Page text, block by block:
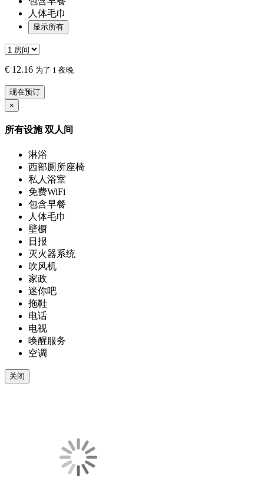
人体毛巾
显示所有
€ 12.16 为了 1 夜晚
现在预订
×
所有设施双人间
淋浴
西部厕所座椅
私人浴室
免费WiFi
包含早餐
人体毛巾
壁橱
日报
灭火器系统
吹风机
家政
迷你吧
拖鞋
电话
电视
唤醒服务
空调
关闭